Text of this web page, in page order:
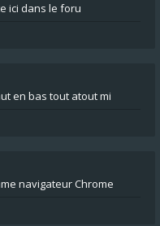
ici dans le foru
en bas tout atout mi
navigateur Chrome